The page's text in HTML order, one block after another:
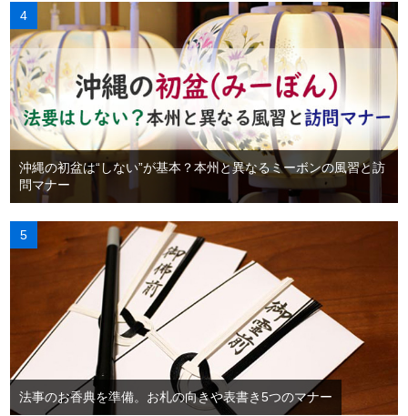
沖縄の初盆は“しない”が基本？本州と異なるミーボンの風習と訪
問マナー
法事のお香典を準備。お札の向きや表書き5つのマナー